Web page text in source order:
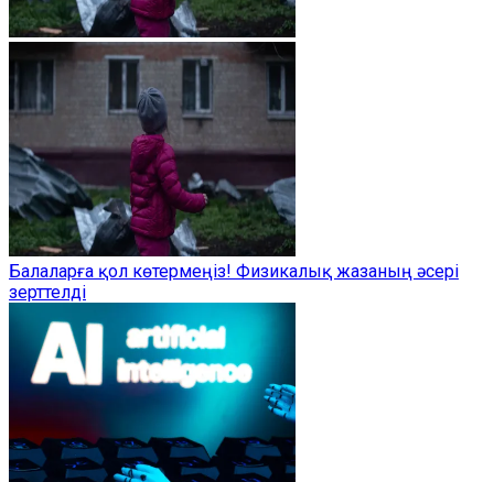
Балаларға қол көтермеңіз! Физикалық жазаның әсері
зерттелді